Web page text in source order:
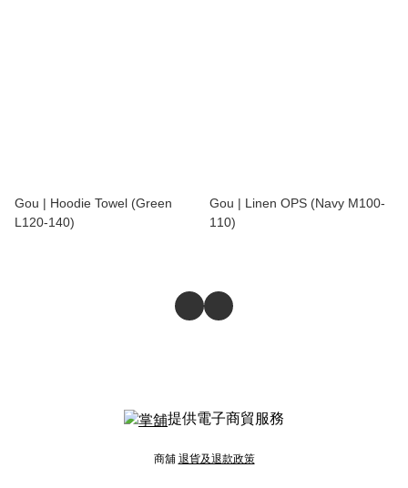
Gou | Hoodie Towel (Green
L120-140)
Gou | Linen OPS (Navy M100-
110)
提供電子商貿服務
商舖 退貨及退款政策